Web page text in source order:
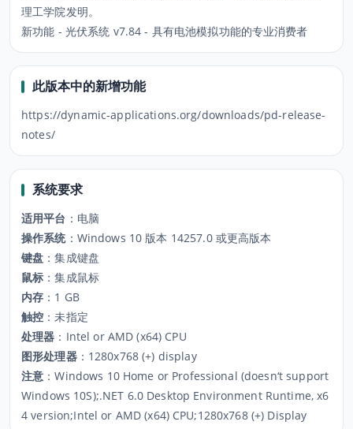
理工学院发明。
新功能 - 光伏系统 v7.84 - 具有电池模拟功能的专业消费者
此版本中的新增功能
https://dynamic-applications.org/downloads/pd-release-
notes/
系统要求
适用平台 ： 电脑
操作系统： Windows 10 版本 14257.0 或更高版本
键盘 ：集成键盘
鼠标 ：集成鼠标
内存 ： 1 GB
触控 ：未指定
处理器 ： Intel or AMD (x64) CPU
图形处理器： 1280x768 (+) display
注意 ：Windows 10 Home or Professional (doesn‘t support
Windows 10S);.NET 6.0 Desktop Environment Runtime, x6
4 version;Intel or AMD (x64) CPU;1280x768 (+) Display